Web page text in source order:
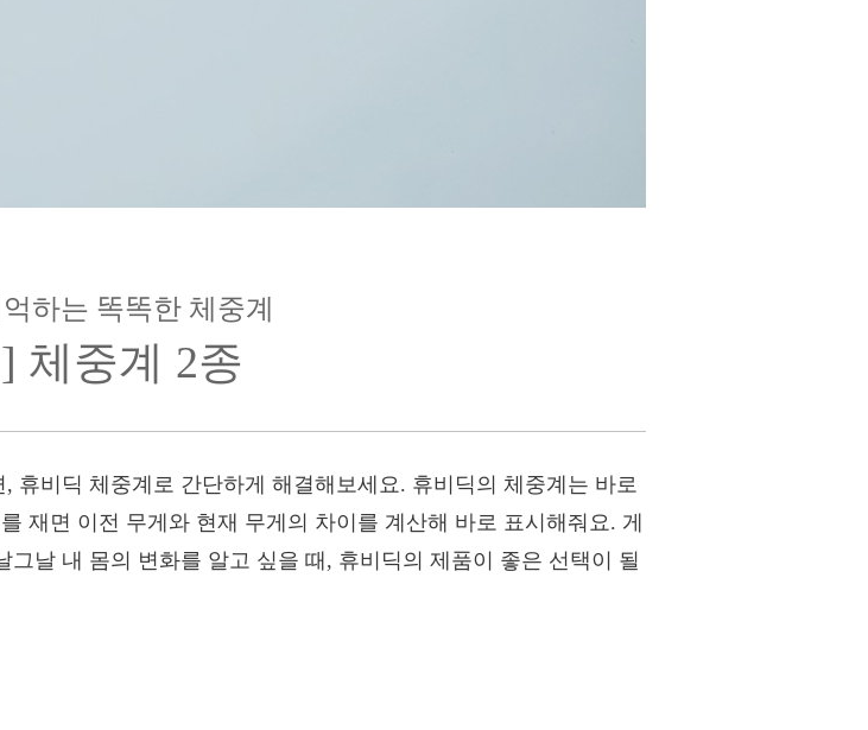
하는 똑똑한 체중계
체중계 2종
휴비딕 체중계로 간단하게 해결해보세요. 휴비딕의 체중계는 바로
재면 이전 무게와 현재 무게의 차이를 계산해 바로 표시해줘요. 게
날 내 몸의 변화를 알고 싶을 때, 휴비딕의 제품이 좋은 선택이 될